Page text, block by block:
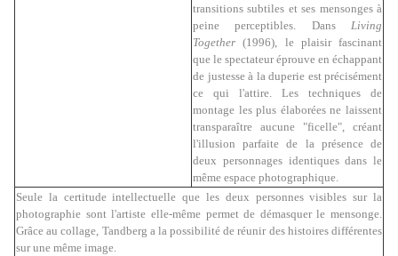
transitions subtiles et ses mensonges à
peine perceptibles. Dans Living
Together (1996), le plaisir fascinant
que le spectateur éprouve en échappant
de justesse à la duperie est précisément
ce qui l'attire. Les techniques de
montage les plus élaborées ne laissent
transparaître aucune "ficelle", créant
l'illusion parfaite de la présence de
deux personnages identiques dans le
même espace photographique.
Seule la certitude intellectuelle que les deux personnes visibles sur la
photographie sont l'artiste elle-même permet de démasquer le mensonge.
Grâce au collage, Tandberg a la possibilité de réunir des histoires différentes
sur une même image.